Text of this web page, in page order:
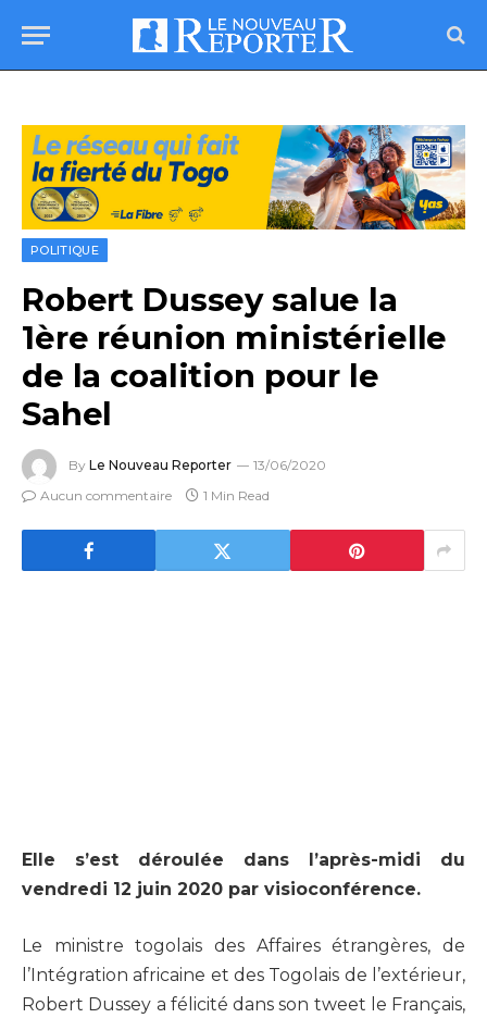
POLITIQUE
Robert Dussey salue la
1ère réunion ministérielle
de la coalition pour le
Sahel
By Le Nouveau Reporter
13/06/2020
Aucun commentaire
1 Min Read
Elle s’est déroulée dans l’après-midi du
vendredi 12 juin 2020 par visioconférence.
Le ministre togolais des Affaires étrangères, de
l’Intégration africaine et des Togolais de l’extérieur,
Robert Dussey a félicité dans son tweet le Français,